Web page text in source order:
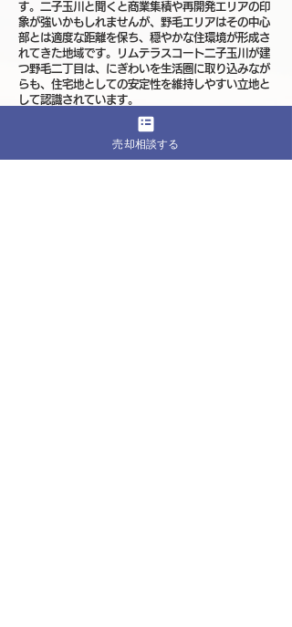
す。二子玉川と聞くと商業集積や再開発エリアの印
象が強いかもしれませんが、野毛エリアはその中心
部とは適度な距離を保ち、穏やかな住環境が形成さ
れてきた地域です。リムテラスコート二子玉川が建
つ野毛二丁目は、にぎわいを生活圏に取り込みなが
らも、住宅地としての安定性を維持しやすい立地と
して認識されています。
利用が想定される駅としては、東急田園都市線およ
び大井町線の二子玉川駅が生活圏に入り、渋谷方面
や都心主要エリアへのアクセスを比較的分かりやす
売却相談する